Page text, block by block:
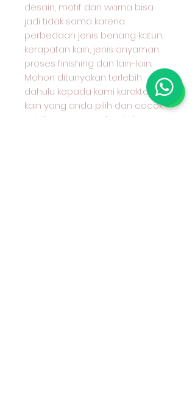
desain, motif dan warna bisa
jadi tidak sama karena
perbedaan jenis benang katun,
kerapatan kain, jenis anyaman,
proses finishing dan lain-lain.
Mohon ditanyakan terlebih
dahulu kepada kami karakter
kain yang anda pilih dan cocok
untuk apa peruntukan kain